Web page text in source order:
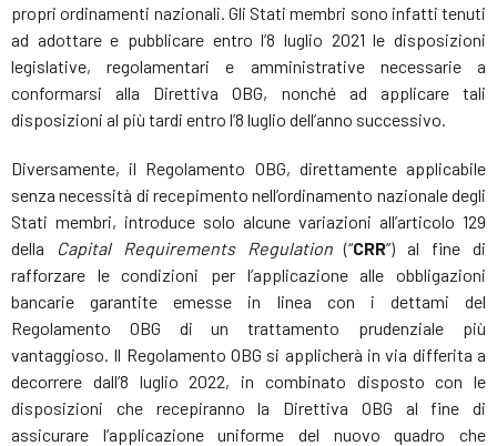
propri ordinamenti nazionali. Gli Stati membri sono infatti tenuti
ad adottare e pubblicare entro l’8 luglio 2021 le disposizioni
legislative, regolamentari e amministrative necessarie a
conformarsi alla Direttiva OBG, nonché ad applicare tali
disposizioni al più tardi entro l’8 luglio dell’anno successivo.
Diversamente, il Regolamento OBG, direttamente applicabile
senza necessità di recepimento nell’ordinamento nazionale degli
Stati membri, introduce solo alcune variazioni all’articolo 129
della
Capital Requirements Regulation(“CRR”) al fine di
rafforzare le condizioni per l’applicazione alle obbligazioni
bancarie garantite emesse in linea con i dettami del
Regolamento OBG di un trattamento prudenziale più
vantaggioso. Il Regolamento OBG si applicherà in via differita a
decorrere dall’8 luglio 2022, in combinato disposto con le
disposizioni che recepiranno la Direttiva OBG al fine di
assicurare l’applicazione uniforme del nuovo quadro che